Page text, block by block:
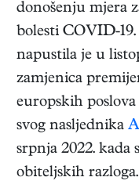
donošenju mjera
bolesti COVID-
napustila je u
zamjenica
europskih
svog nasljednika
srpnja 2022. kada
obiteljskih